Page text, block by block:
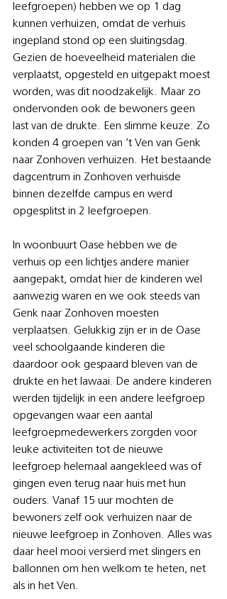
leefgroepen) hebben we op 1 dag
kunnen verhuizen, omdat de verhuis
ingepland stond op een sluitingsdag.
Gezien de hoeveelheid materialen die
verplaatst, opgesteld en uitgepakt moest
worden, was dit noodzakelijk. Maar zo
ondervonden ook de bewoners geen
last van de drukte. Een slimme keuze. Zo
konden 4 groepen van ’t Ven van Genk
naar Zonhoven verhuizen. Het bestaande
dagcentrum in Zonhoven verhuisde
binnen dezelfde campus en werd
opgesplitst in 2 leefgroepen.
In woonbuurt Oase hebben we de
verhuis op een lichtjes andere manier
aangepakt, omdat hier de kinderen wel
aanwezig waren en we ook steeds van
Genk naar Zonhoven moesten
verplaatsen. Gelukkig zijn er in de Oase
veel schoolgaande kinderen die
daardoor ook gespaard bleven van de
drukte en het lawaai. De andere kinderen
werden tijdelijk in een andere leefgroep
opgevangen waar een aantal
leefgroepmedewerkers zorgden voor
leuke activiteiten tot de nieuwe
leefgroep helemaal aangekleed was of
gingen even terug naar huis met hun
ouders. Vanaf 15 uur mochten de
bewoners zelf ook verhuizen naar de
nieuwe leefgroep in Zonhoven. Alles was
daar heel mooi versierd met slingers en
ballonnen om hen welkom te heten, net
als in het Ven.